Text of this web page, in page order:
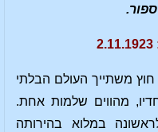
משתייך העולם הבלתי
מהווים שלמות אחת.
במלוא בהירותה